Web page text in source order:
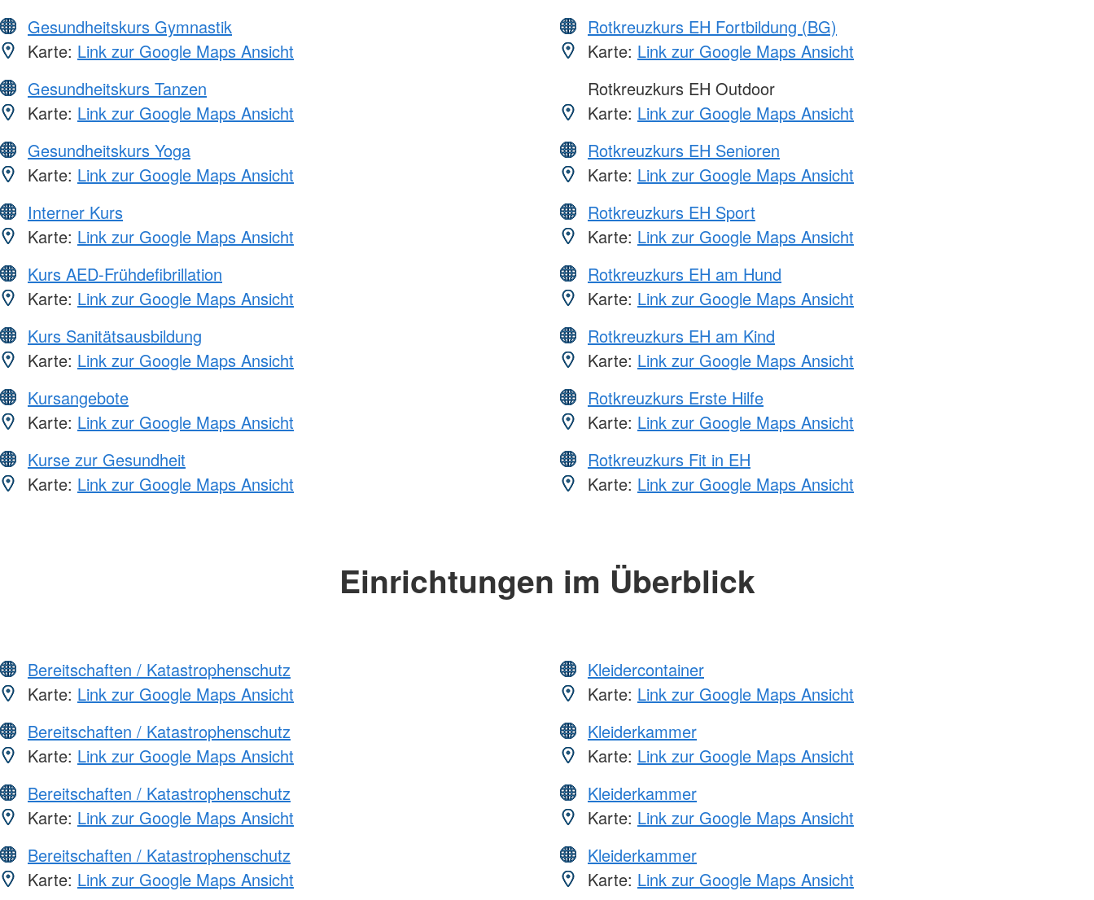
Gesundheitskurs Gymnastik
Karte: Link zur Google Maps Ansicht
Gesundheitskurs Tanzen
Karte: Link zur Google Maps Ansicht
Gesundheitskurs Yoga
Karte: Link zur Google Maps Ansicht
Interner Kurs
Karte: Link zur Google Maps Ansicht
Kurs AED-Frühdefibrillation
Karte: Link zur Google Maps Ansicht
Kurs Sanitätsausbildung
Karte: Link zur Google Maps Ansicht
Kursangebote
Karte: Link zur Google Maps Ansicht
Kurse zur Gesundheit
Karte: Link zur Google Maps Ansicht
Rotkreuzkurs EH Fortbildung (BG)
Karte: Link zur Google Maps Ansicht
Rotkreuzkurs EH Outdoor
Karte: Link zur Google Maps Ansicht
Rotkreuzkurs EH Senioren
Karte: Link zur Google Maps Ansicht
Rotkreuzkurs EH Sport
Karte: Link zur Google Maps Ansicht
Rotkreuzkurs EH am Hund
Karte: Link zur Google Maps Ansicht
Rotkreuzkurs EH am Kind
Karte: Link zur Google Maps Ansicht
Rotkreuzkurs Erste Hilfe
Karte: Link zur Google Maps Ansicht
Rotkreuzkurs Fit in EH
Karte: Link zur Google Maps Ansicht
Einrichtungen im Überblick
Bereitschaften / Katastrophenschutz
Karte: Link zur Google Maps Ansicht
Bereitschaften / Katastrophenschutz
Karte: Link zur Google Maps Ansicht
Bereitschaften / Katastrophenschutz
Karte: Link zur Google Maps Ansicht
Bereitschaften / Katastrophenschutz
Karte: Link zur Google Maps Ansicht
Kleidercontainer
Karte: Link zur Google Maps Ansicht
Kleiderkammer
Karte: Link zur Google Maps Ansicht
Kleiderkammer
Karte: Link zur Google Maps Ansicht
Kleiderkammer
Karte: Link zur Google Maps Ansicht